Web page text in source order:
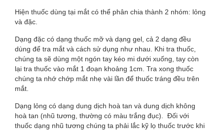
Hiện thuốc dùng tại mắt có thể phân chia thành 2 nhóm: lỏng
và đặc.
Dạng đặc có dạng thuốc mỡ và dạng gel, cả 2 dạng đều
dùng để tra mắt và cách sử dụng như nhau. Khi tra thuốc,
chúng ta sẽ dùng một ngón tay kéo mi dưới xuống, tay còn
lại tra thuốc vào mắt 1 đoạn khoảng 1cm. Tra xong thuốc
chúng ta nhớ chớp mắt nhẹ vài lần để thuốc tráng đều trên
mắt.
Dạng lỏng có dạng dung dịch hoà tan và dung dịch không
hoà tan (nhũ tương, thường có màu trắng đục). Đối với
thuốc dạng nhũ tương chúng ta phải lắc kỹ lọ thuốc trước khi